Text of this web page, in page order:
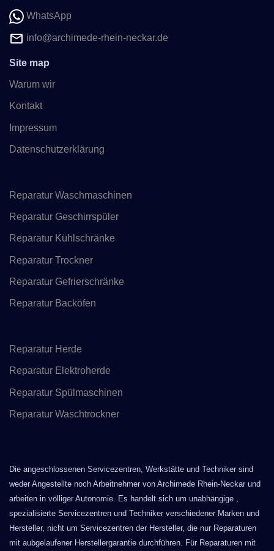
WhatsApp
info@archimede-rhein-neckar.de
Site map
Warum wir
Kontakt
Impressum
Datenschutzerklärung
Reparatur Waschmaschinen
Reparatur Geschirrspüler
Reparatur Kühlschränke
Reparatur Trockner
Reparatur Gefrierschränke
Reparatur Backöfen
Reparatur Herde
Reparatur Elektroherde
Reparatur Spülmaschinen
Reparatur Waschtrockner
Die angeschlossenen Servicezentren, Werkstätte und Techniker sind
weder Angestellte noch Arbeitnehmer von Archimede Rhein-Neckar und
arbeiten in völliger Autonomie. Es handelt sich um unabhängige ,
spezialisierte Servicezentren und Techniker verschiedener Marken und
Hersteller, nicht um Servicezentren der Hersteller, die nur Reparaturen
mit aubgelaufener Herstellergarantie durchführen. Für Reparaturen mit